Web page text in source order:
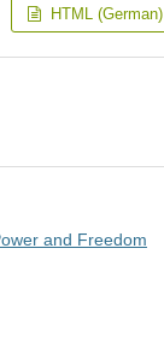
HTML (German)
and Freedom